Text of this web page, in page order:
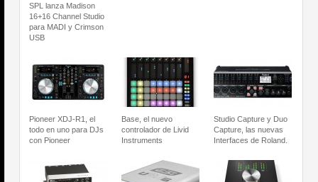
SPL lanza Madison
16+16 Channel Studio
para MADI y Crimson
USB
Pioneer XDJ-R1, el
todo en uno para DJs
con Pioneer
Base, el nuevo
controlador de Livid
Instruments
Studio Capture y Duo
Capture, las nuevas
Interfaces de Roland.